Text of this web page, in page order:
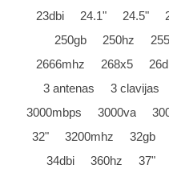
23dbi
24.1" 24.5"
250gb
250hz
2666mhz
268x5
3 antenas
3 clavijas
3000mbps
3000va
32"
3200mhz 32gb
34dbi
360hz 37"